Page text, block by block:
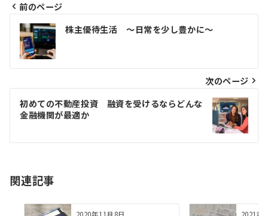
投
稿
ナ
ビ
ゲ
ー
シ
ン
前のページ
株主優待生活 ～日常を少し豊かに～
次のページ
初めての不動産投資 融資を受けるならどんな
金融機関が最適か
関連記事